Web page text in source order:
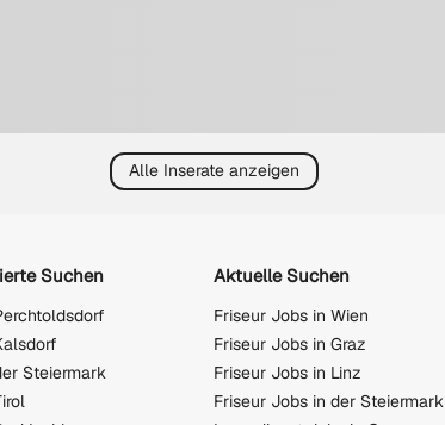
Alle Inserate anzeigen
Suchen
Steiermark
Aktuelle Suchen
Friseur Jobs in Wien
Friseur Jobs in Graz
Friseur Jobs in Linz
Friseur Jobs in der Steiermark